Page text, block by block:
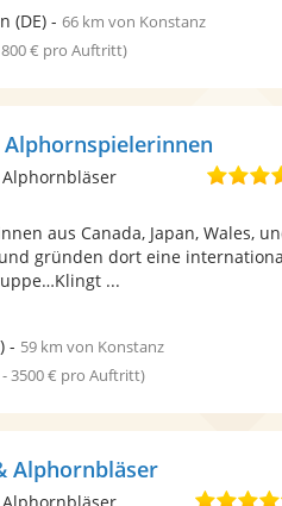
(DE)- 66 km von Konstanz
€ pro Auftritt)
Alphornspielerinnen
aus Canada, Japan, Wales,
gründen dort eine
...
- 59 km von Konstanz
- 3500 € pro Auftritt)
Alphornbläser